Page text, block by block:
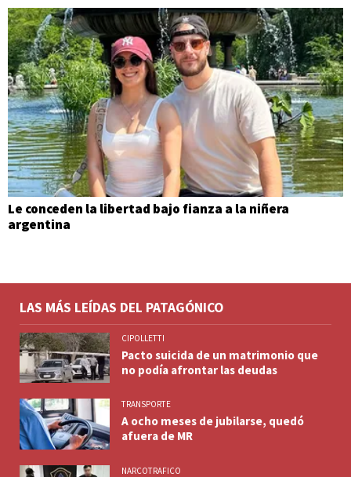
Le conceden la libertad bajo fianza a la niñera
argentina
LAS MÁS LEÍDAS DEL PATAGÓNICO
CIPOLLETTI
Pacto suicida de un matrimonio que
no podía afrontar las deudas
TRANSPORTE
A ocho meses de jubilarse, quedó
afuera de MR
NARCOTRAFICO